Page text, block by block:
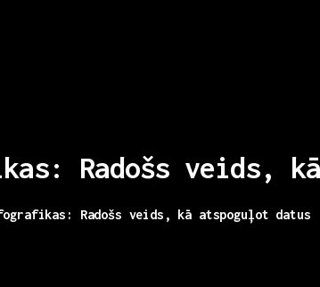
Radošs veids, kā
Radošs veids, kā atspoguļot datus